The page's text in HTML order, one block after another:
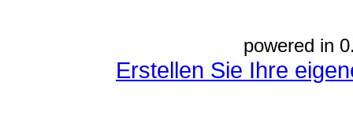
powered in
Erstellen Sie Ihre